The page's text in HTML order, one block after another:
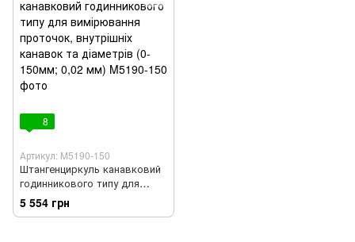
8
Артикул: M5190-150
Штангенциркуль канавковий
годинникового типу для
вимірювання проточок,
внутрішніх канавок та
5 554 грн